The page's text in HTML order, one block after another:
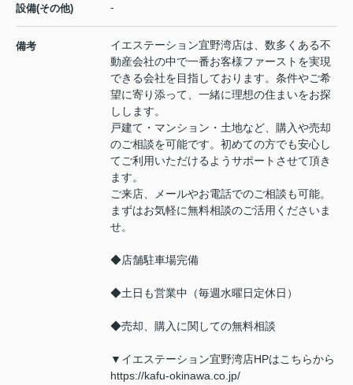
設備(その他) -
備考
イエステーション宜野湾店は、数多くある不
動産会社の中で一番お客様ファーストを実現
できる会社を目指しております。条件やご希
望に寄り添って、一緒に理想の住まいをお探
しします。
戸建て・マンション・土地など、購入や売却
のご相談を可能です。初めての方でも安心し
てご利用いただけるようサポートさせて頂き
ます。
ご来店、メールやお電話でのご相談も可能。
まずはお気軽に無料相談のご活用くださいま
せ。
◆店舗駐車場完備
◆土日も営業中（毎週水曜日定休日）
◆売却、購入に関しての無料相談
▼イエステーション宜野湾店HPはこちらから
https://kafu-okinawa.co.jp/